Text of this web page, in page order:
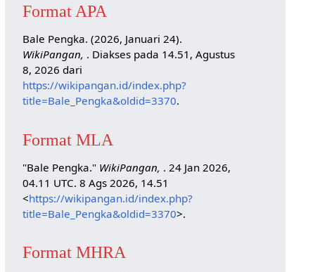
Format APA
Bale Pengka. (2026, Januari 24).
WikiPangan, . Diakses pada 14.51, Agustus
8, 2026 dari
https://wikipangan.id/index.php?
title=Bale_Pengka&oldid=3370.
Format MLA
"Bale Pengka." WikiPangan, . 24 Jan 2026,
04.11 UTC. 8 Ags 2026, 14.51
<https://wikipangan.id/index.php?
title=Bale_Pengka&oldid=3370>.
Format MHRA